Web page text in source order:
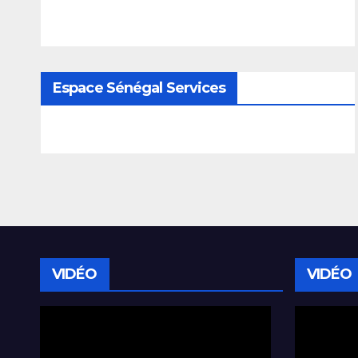
Espace Sénégal Services
VIDÉO VIDÉO